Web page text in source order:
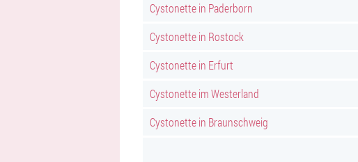
Cystonette in Paderborn
Cystonette in Rostock
Cystonette in Erfurt
Cystonette im Westerland
Cystonette in Braunschweig